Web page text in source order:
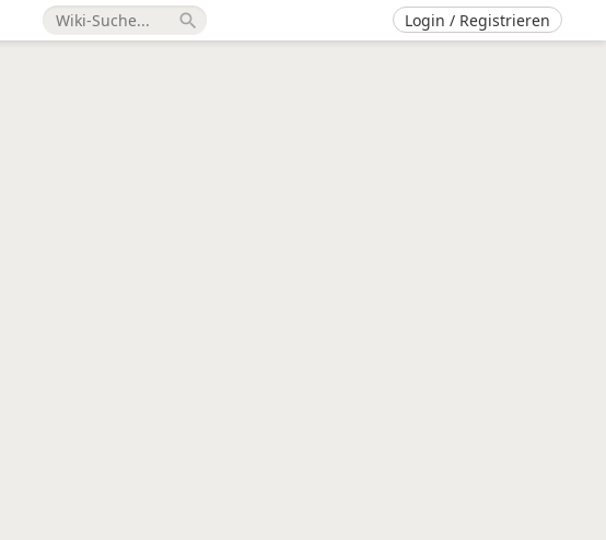
search Login / Registrieren